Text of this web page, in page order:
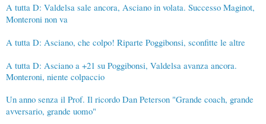
A tutta D: Valdelsa sale ancora, Asciano in volata. Successo Maginot,
Monteroni non va
A tutta D: Asciano, che colpo! Riparte Poggibonsi, sconfitte le altre
A tutta D: Asciano a +21 su Poggibonsi, Valdelsa avanza ancora.
Monteroni, niente colpaccio
Un anno senza il Prof. Il ricordo Dan Peterson "Grande coach, grande
avversario, grande uomo"